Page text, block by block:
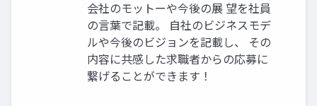
会社のモットーや今後の展 望を社員
の⾔葉で記載。 ⾃社のビジネスモデ
ルや今後のビジョンを記載し、 その
内容に共感した求職者からの応募に
繋げることができます！